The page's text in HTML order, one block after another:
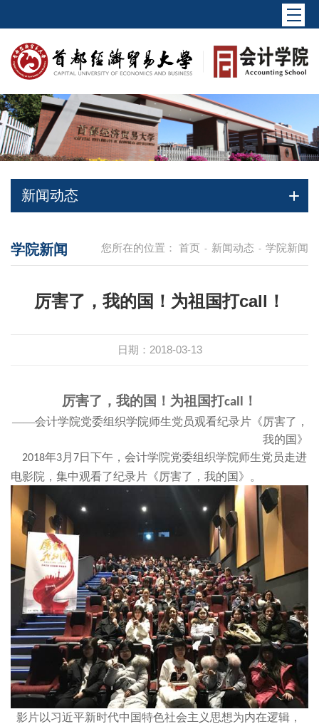
新闻动态
您所在的位置： 首页 - 新闻动态 - 学院新闻
学院新闻
厉害了，我的国！为祖国打call！
日期：2018-03-13
厉害了，我的国！为祖国打call ！
——会计学院党委组织学院师生党员观看纪录片《厉害了，
我的国》
2018年3月 7日下午，会计学院党委组织学院师生党员走进
电影院，集中观看了纪录片《厉害了，我的国》。
影片以习近平新时代中国特色社会主义思想为内在逻辑，